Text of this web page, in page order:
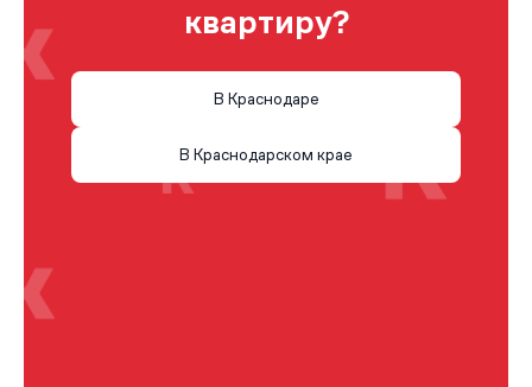
квартиру?
В Краснодаре
В Краснодарском крае